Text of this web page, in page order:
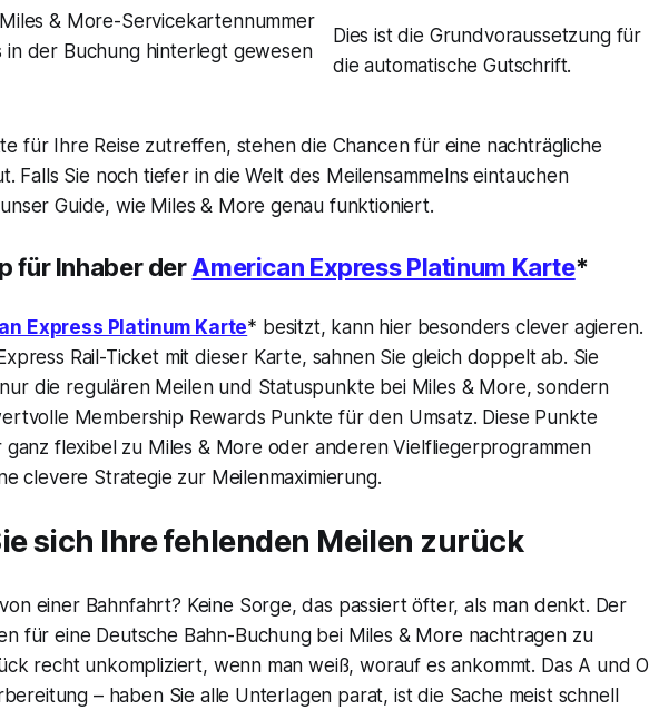
Miles & More-Servicekartennummer
in der Buchung hinterlegt gewesen
Dies ist die Grundvoraussetzung für
die automatische Gutschrift.
für Ihre Reise zutreffen, stehen die Chancen für eine nachträgliche
Falls Sie noch tiefer in die Welt des Meilensammelns eintauchen
Guide, wie Miles & More genau funktioniert.
für Inhaber derAmerican Express Platinum Karte*
Express Platinum Karte* besitzt, kann hier besonders clever agieren.
Rail-Ticket mit dieser Karte, sahnen Sie gleich doppelt ab. Sie
die regulären Meilen und Statuspunkte bei Miles & More, sondern
Membership Rewards Punkte für den Umsatz. Diese Punkte
ganz flexibel zu Miles & More oder anderen Vielfliegerprogrammen
clevere Strategie zur Meilenmaximierung.
sich Ihre fehlenden Meilen zurück
einer Bahnfahrt? Keine Sorge, das passiert öfter, als man denkt. Der
für eine Deutsche Bahn-Buchung bei Miles & More nachtragen zu
recht unkompliziert, wenn man weiß, worauf es ankommt. Das A und O
– haben Sie alle Unterlagen parat, ist die Sache meist schnell